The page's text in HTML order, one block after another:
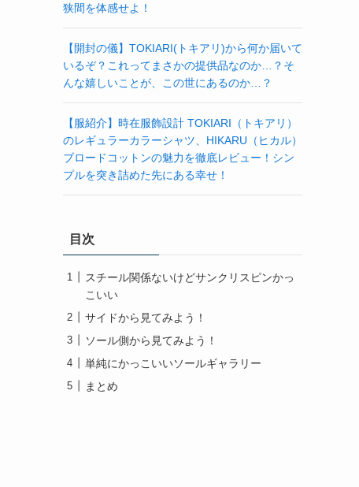
狭間を体感せよ！
【開封の儀】TOKIARI(トキアリ)から何か届いて
いるぞ？これってまさかの提供品なのか…？そ
んな嬉しいことが、この世にあるのか…？
【服紹介】時在服飾設計 TOKIARI（トキアリ）
のレギュラーカラーシャツ、HIKARU（ヒカル）
ブロードコットンの魅力を徹底レビュー！シン
プルを突き詰めた先にある幸せ！
目次
スチール関係ないけどサンクリスピンかっ
こいい
サイドから見てみよう！
ソール側から見てみよう！
単純にかっこいいソールギャラリー
まとめ